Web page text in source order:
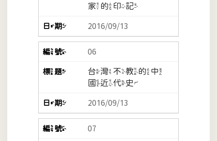
家的印記
2016/09/13
06
台灣不教的中
國近代史
2016/09/13
07